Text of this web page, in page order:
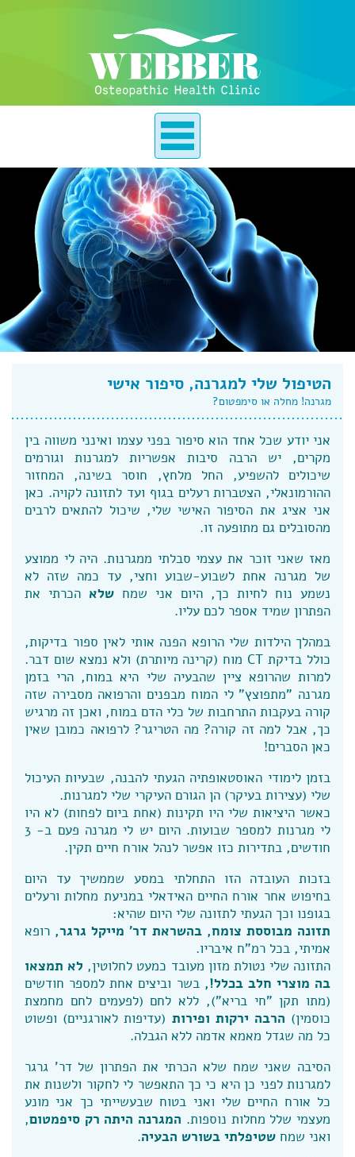
הטיפול שלי למגרנה, סיפור אישי
מגרנה! מחלה או סימפטום?
אני יודע שכל אחד הוא סיפור בפני עצמו ואינני משווה בין
מקרים, יש הרבה סיבות אפשריות למגרנות וגורמים
שיכולים להשפיע, החל מלחץ, חוסר בשינה, המחזור
ההורמונאלי, הצטברות רעלים בגוף ועד לתזונה לקויה. כאן
אני אציג את הסיפור האישי שלי, שיכול להתאים לרבים
מהסובלים גם מתופעה זו.
מאז שאני זוכר את עצמי סבלתי ממגרנות. היה לי ממוצע
של מגרנה אחת לשבוע-שבוע וחצי, עד כמה שזה לא
נשמע נוח לחיות כך, היום אני שמח שלא הכרתי את
הפתרון שמיד אספר לכם עליו.
במהלך הילדות שלי הרופא הפנה אותי לאין ספור בדיקות,
כולל בדיקת CT מוח (קרינה מיותרת) ולא נמצא שום דבר.
למרות שהרופא ציין שהבעיה שלי היא במוח, הרי בזמן
מגרנה "מתפוצץ" לי המוח מבפנים והרפואה מסבירה שזה
קורה בעקבות התרחבות של כלי הדם במוח, ואכן זה מרגיש
כך, אבל למה זה קורה? מה הטריגר? לרפואה כמובן שאין
כאן הסברים!
בזמן לימודי האוסטאופתיה הגעתי להבנה, שבעיות העיכול
שלי (עצירות בעיקר) הן הגורם העיקרי שלי למגרנות.
כאשר היציאות שלי היו תקינות (אחת ביום לפחות) לא היו
לי מגרנות למספר שבועות. היום יש לי מגרנה פעם ב- 3
חודשים, בתדירות כזו אפשר לנהל אורח חיים תקין.
בזכות העובדה הזו התחלתי במסע שממשיך עד היום
בחיפוש אחר אורח החיים האידאלי במניעת מחלות ורעלים
בגופנו וכך הגעתי לתזונה שלי היום שהיא:
תזונה מבוססת צומח, בהשראת דר' מייקל גרגר, רופא
אמיתי, בכל רמ"ח איבריו.
התזונה שלי נטולת מזון מעובד כמעט לחלוטין, לא תמצאו
בה מוצרי חלב בכלל!, בשר וביצים אחת למספר חודשים
(מתו תקן "חי בריא"), ללא לחם (לפעמים לחם מחמצת
כוסמין) הרבה ירקות ופירות (עדיפות לאורגניים) ופשוט
כל מה שגדל מאמא אדמה ללא הגבלה.
הסיבה שאני שמח שלא הכרתי את הפתרון של דר' גרגר
למגרנות לפני כן היא כי כך התאפשר לי לחקור ולשנות את
כל אורח החיים שלי ואני בטוח שבעשייתי כך אני מונע
מעצמי שלל מחלות נוספות. המגרנה היתה רק סיפמטום,
ואני שמח שטיפלתי בשורש הבעיה.